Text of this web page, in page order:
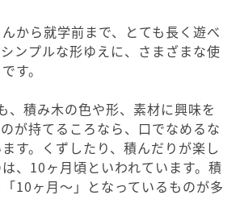
から就学前まで、とても長く遊べ
ンプルな形ゆえに、さまざまな使
す。
、積み木の色や形、素材に興味を
が持てるころなら、口でなめるな
す。くずしたり、積んだりが楽し
、10ヶ月頃といわれています。積
10ヶ月～」となっているものが多